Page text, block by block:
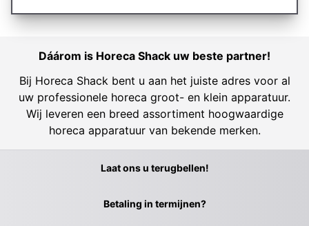
Dáárom is Horeca Shack uw beste partner!
Bij Horeca Shack bent u aan het juiste adres voor al
uw professionele horeca groot- en klein apparatuur.
Wij leveren een breed assortiment hoogwaardige
horeca apparatuur van bekende merken.
Laat ons u terugbellen!
Betaling in termijnen?